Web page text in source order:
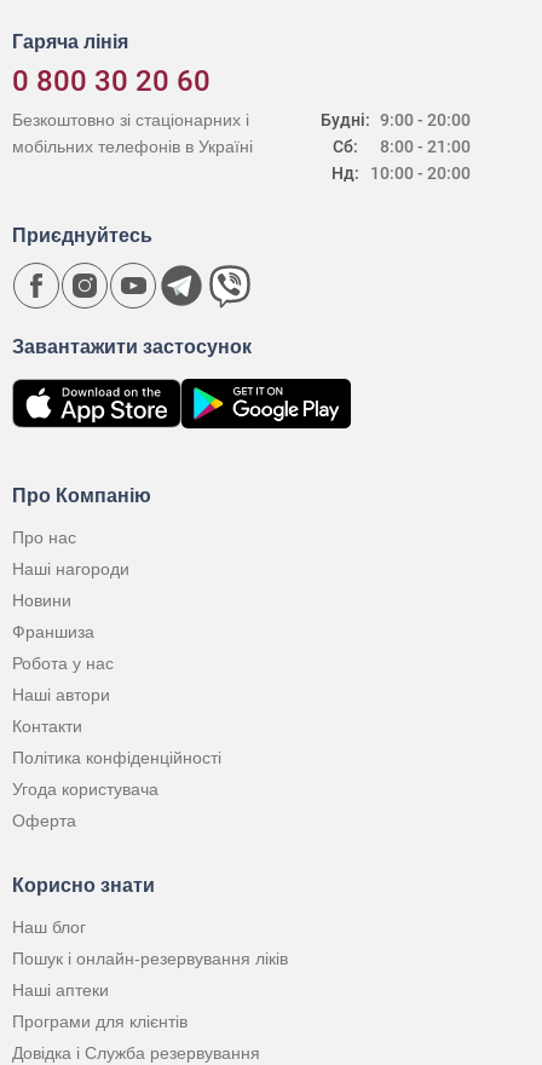
Гаряча лінія
0 800 30 20 60
Будні:
Сб:
Нд:
9:00 - 20:00
8:00 - 21:00
10:00 - 20:00
Безкоштовно зі стаціонарних і
мобільних телефонів в Україні
Про Компанію
Про нас
Наші нагороди
Новини
Франшиза
Робота у нас
Наші автори
Контакти
Політика конфіденційності
Угода користувача
Оферта
Корисно знати
Наш блог
Пошук і онлайн-резервування ліків
Наші аптеки
Програми для клієнтів
Довідка і Служба резервування
Завантажити застосунок
Приєднуйтесь